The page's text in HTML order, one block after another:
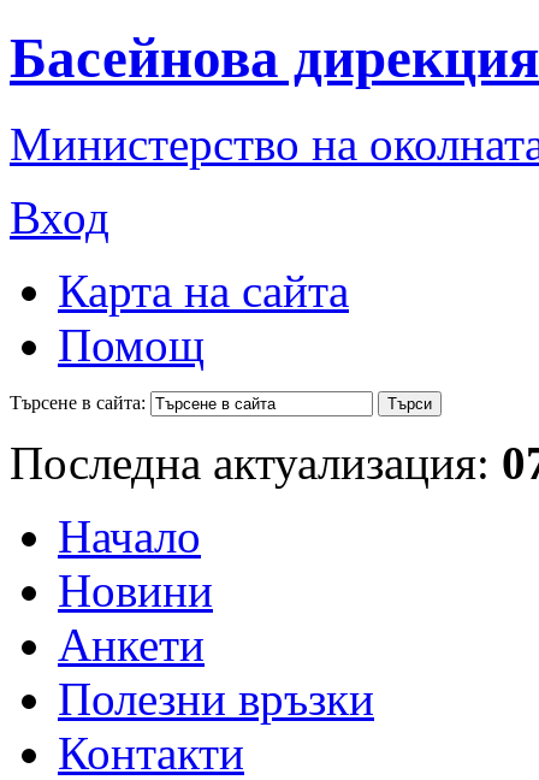
Басейнова
Министерство на
Вход
Карта на сайта
Помощ
Търсене в сайта:
Последна актуализация:
Начало
Новини
Анкети
Полезни връзки
Контакти